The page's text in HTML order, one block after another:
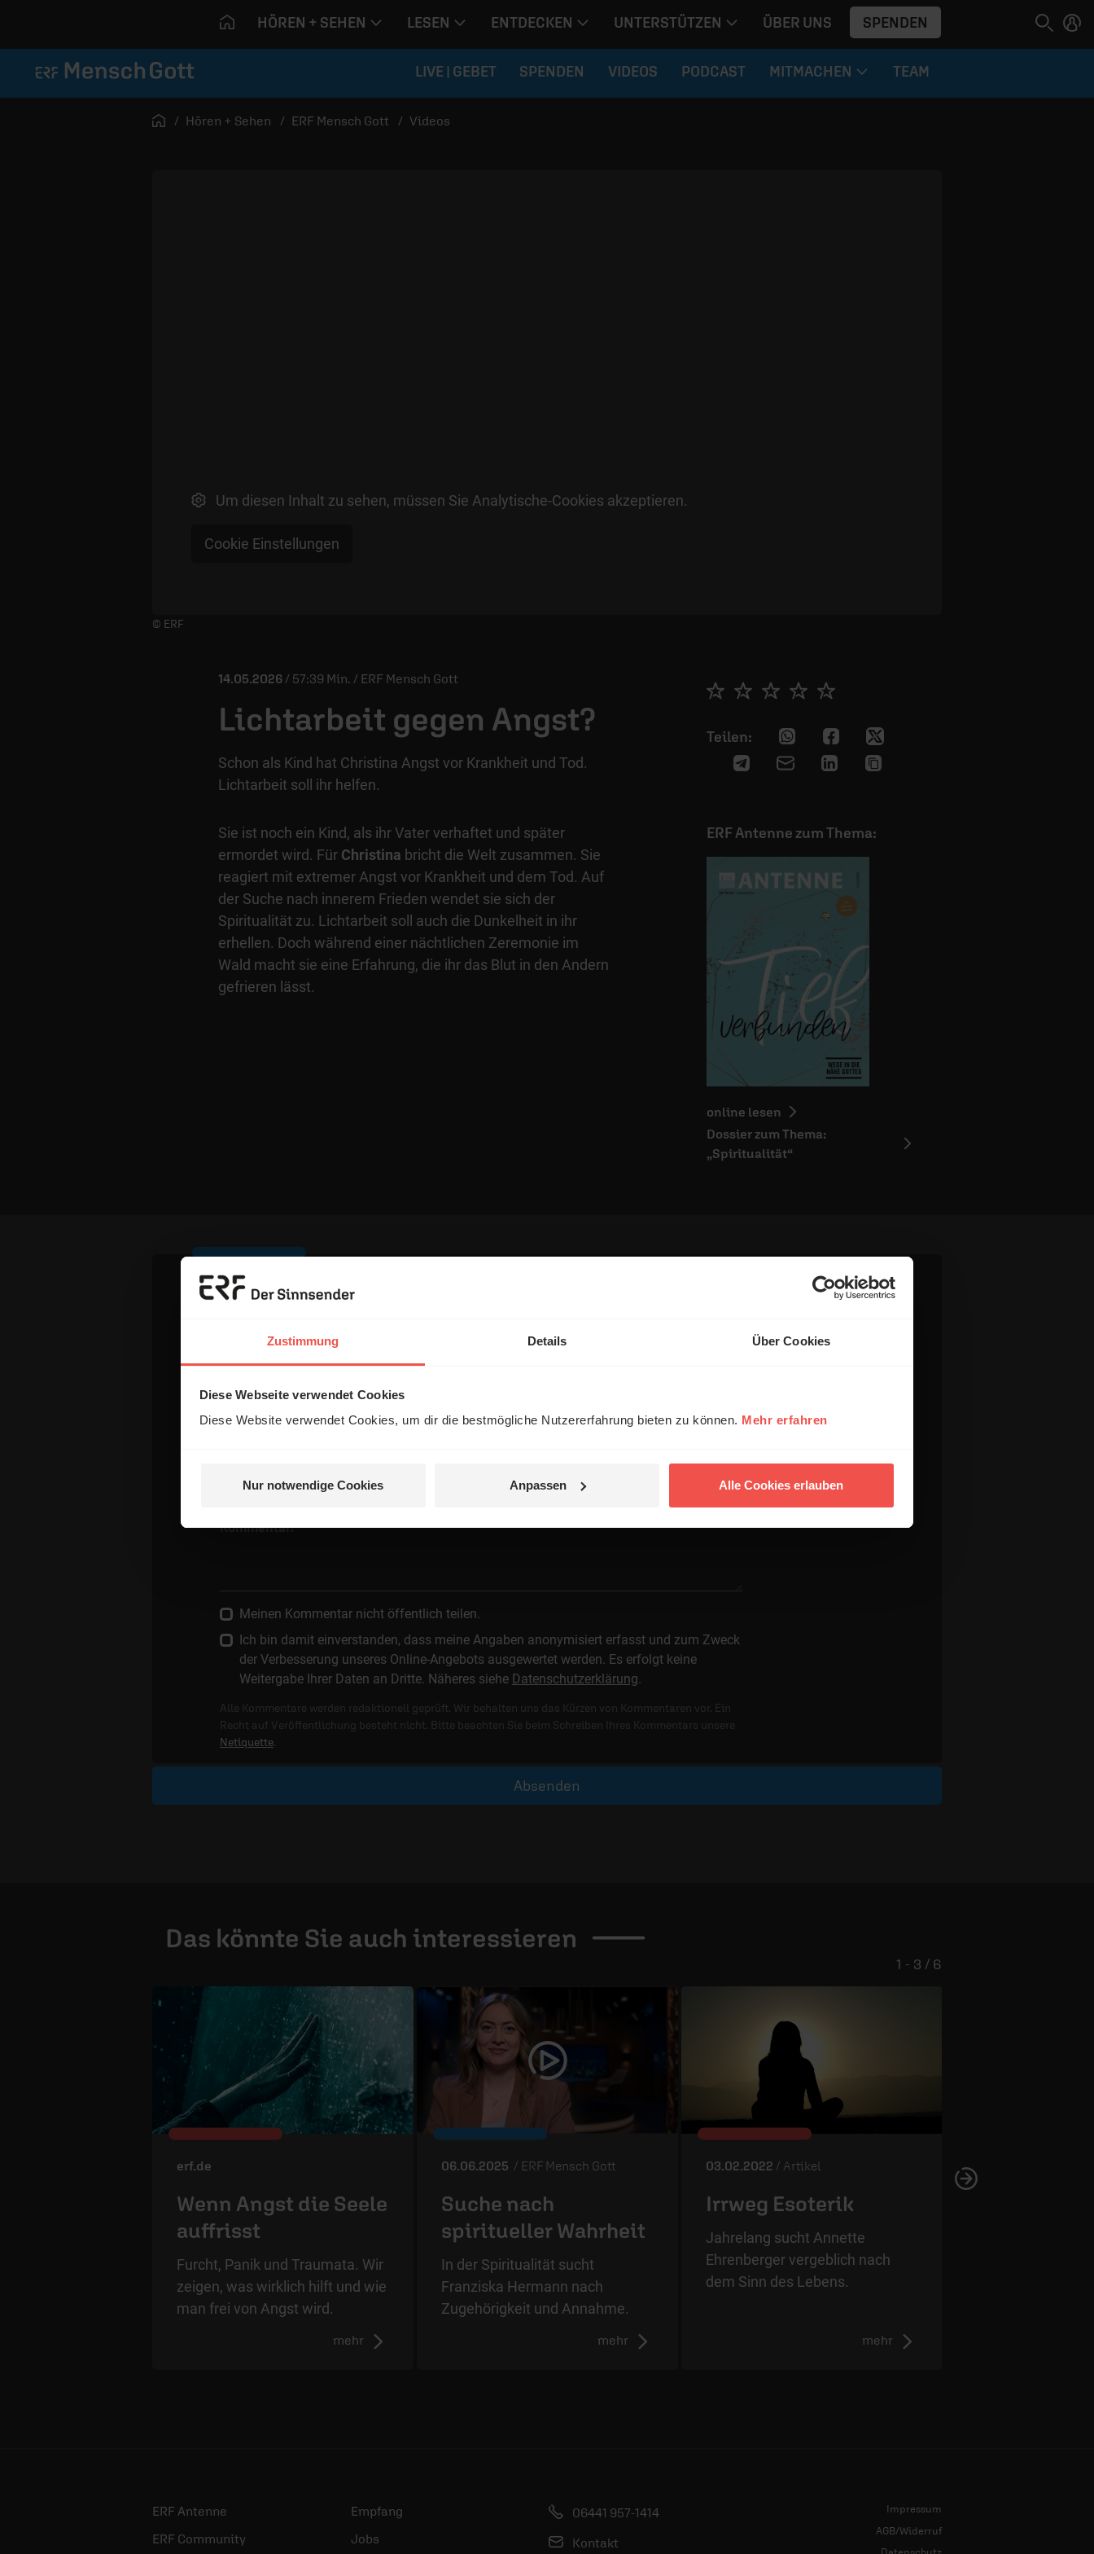
Zustimmung Details Über Cookies
Diese Webseite verwendet Cookies
Diese Website verwendet Cookies, um dir die bestmögliche Nutzererfahrung bieten zu können. Mehr erfahren
Nur notwendige Cookies Anpassen Alle Cookies erlauben
HÖREN + SEHEN LESEN ENTDECKEN UNTERSTÜTZEN ÜBER UNS SPENDEN
LIVE | GEBET SPENDEN VIDEOS PODCAST MITMACHEN TEAM
Startseite
Hören + Sehen ERF Mensch Gott Videos
Um diesen Inhalt zu sehen, müssen Sie Analytische-Cookies akzeptieren.
Cookie Einstellungen
Player starten/anhalten
© ERF
14.05.2026 / 57:39 Min. / ERF Mensch Gott
Lichtarbeit gegen Angst?
Schon als Kind hat Christina Angst vor Krankheit und Tod.
Lichtarbeit soll ihr helfen.
Sie ist noch ein Kind, als ihr Vater verhaftet und später
ermordet wird. Für Christina bricht die Welt zusammen. Sie
reagiert mit extremer Angst vor Krankheit und dem Tod. Auf
der Suche nach innerem Frieden wendet sie sich der
Spiritualität zu. Lichtarbeit soll auch die Dunkelheit in ihr
erhellen. Doch während einer nächtlichen Zeremonie im
Wald macht sie eine Erfahrung, die ihr das Blut in den Andern
gefrieren lässt.
ERF Antenne zum Thema:
online lesen
Dossier zum Thema:
„Spiritualität“
Ihr Kommentar
Die E-Mail-Adresse wird nicht veröffentlicht.
Kommentar:
Meinen Kommentar nicht öffentlich teilen.
Ich bin damit einverstanden, dass meine Angaben anonymisiert erfasst und zum Zweck
der Verbesserung unseres Online-Angebots ausgewertet werden. Es erfolgt keine
Weitergabe Ihrer Daten an Dritte. Näheres siehe Datenschutzerklärung.
Alle Kommentare werden redaktionell geprüft. Wir behalten uns das Kürzen von Kommentaren vor. Ein
Recht auf Veröffentlichung besteht nicht. Bitte beachten Sie beim Schreiben Ihres Kommentars unsere
Netiquette.
Absenden
Das könnte Sie auch interessieren
erf.de
Wenn Angst die Seele
auffrisst
Furcht, Panik und Traumata. Wir
zeigen, was wirklich hilft und wie
man frei von Angst wird.
mehr
06.06.2025 / ERF Mensch Gott
Suche nach
spiritueller Wahrheit
In der Spiritualität sucht
Franziska Hermann nach
Zugehörigkeit und Annahme.
mehr
03.02.2022 / Artikel
Irrweg Esoterik
Jahrelang sucht Annette
Ehrenberger vergeblich nach
dem Sinn des Lebens.
mehr
1 - 3 / 6
ERF Antenne
ERF Community
Empfang
Jobs
06441 957-1414
Kontakt
Impressum
AGB/Widerruf